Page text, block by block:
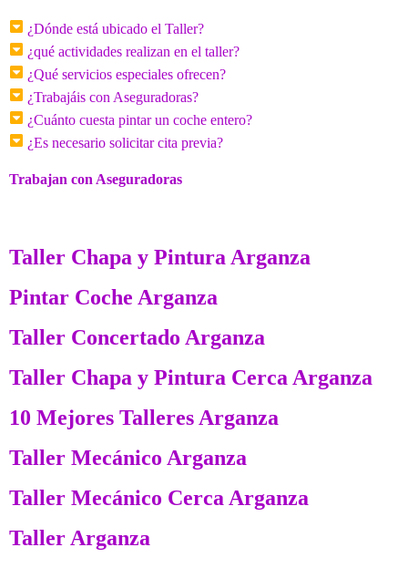
¿Dónde está ubicado el Taller?
¿qué actividades realizan en el taller?
¿Qué servicios especiales ofrecen?
¿Trabajáis con Aseguradoras?
¿Cuánto cuesta pintar un coche entero?
¿Es necesario solicitar cita previa?
Trabajan con Aseguradoras
Taller Chapa y Pintura Arganza
Pintar Coche Arganza
Taller Concertado Arganza
Taller Chapa y Pintura Cerca Arganza
10 Mejores Talleres Arganza
Taller Mecánico Arganza
Taller Mecánico Cerca Arganza
Taller Arganza